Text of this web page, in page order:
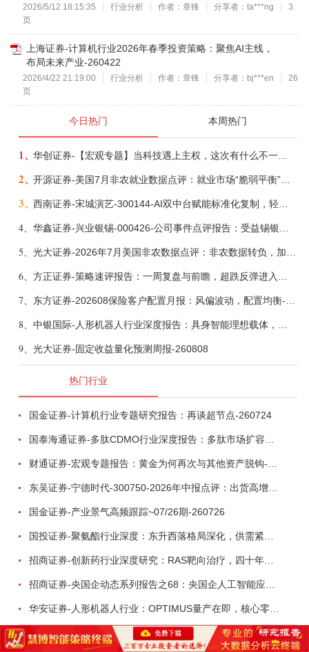
2026/5/12 18:15:35 行业分析 作者：章锋 分享者：ta***ng
3
页
上海证券-计算机行业2026年春季投资策略：聚焦AI主线，
布局未来产业-260422
2026/4/22 21:19:00 行业分析 作者：章锋 分享者：bj***en
26
页
今日热门 本周热门
1、 华创证券-【宏观专题】当科技遇上主权，这次有什么不一样？——海外科技思辨系列五-260808
2、 开源证券-美国7月非农就业数据点评：就业市场“脆弱平衡”，美联储加息动力并不高-260808
3、
4、
5、
6、
7、
8、
9、 光大证券-固定收益量化预测周报-260808
热门行业
国金证券-计算机行业专题研究报告：再谈超节点-260724
东吴证券-宁德时代-300750-2026年中报点评：出货高增业绩稳健，回购彰显龙头信心-260726
国金证券-产业景气高频跟踪~07/26期-260726
招商证券-创新药行业深度研究：RAS靶向治疗，四十年不可成药的终结，与终结之后的治疗格局演化-260805